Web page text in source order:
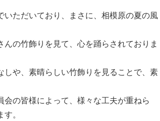
ただいており、まさに、相模原の夏の風
の竹飾りを見て、心を踊らされておりま
や、素晴らしい竹飾りを見ることで、素
の皆様によって、様々な工夫が重ねら
。